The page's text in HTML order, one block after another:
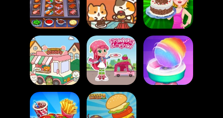
Cooking Chef
Food Fever
لعبة مطعم الحيوانات
الأليفة
لعبة تزيين كعكة
الغابة السوداء
Strawberry